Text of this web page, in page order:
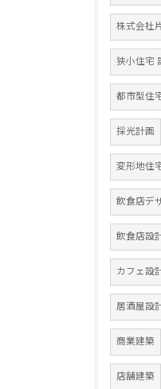
株式会社
狭小住宅
都市型住
採光計画
変形地住
飲食店デ
飲食店設
カフェ設
居酒屋設
商業建築
店舗建築